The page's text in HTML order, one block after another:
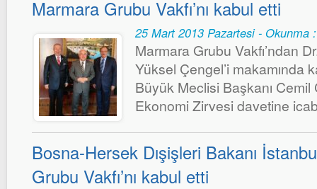
Marmara Grubu Vakfı’nı kabul etti
25 Mart 2013 Pazartesi - Okunma
Marmara Grubu Vakfı’ndan
Yüksel Çengel’i makamında
Büyük Meclisi Başkanı
Ekonomi Zirvesi davetine
Bosna-Hersek Dışişleri Bakanı
Grubu Vakfı’nı kabul etti